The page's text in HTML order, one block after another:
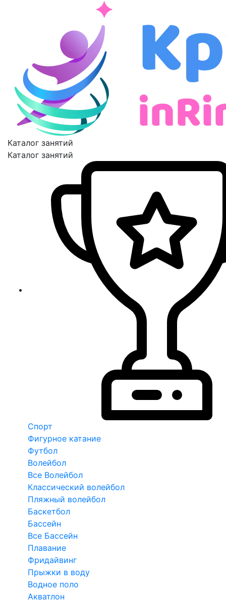
Каталог занятий
Каталог занятий
Спорт
Фигурное катание
Футбол
Волейбол
Все Волейбол
Классический волейбол
Пляжный волейбол
Баскетбол
Бассейн
Все Бассейн
Плавание
Фридайвинг
Прыжки в воду
Водное поло
Акватлон